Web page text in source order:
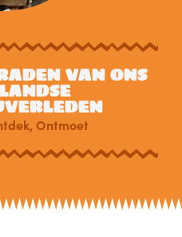
VAN ONS
, Ontmoet